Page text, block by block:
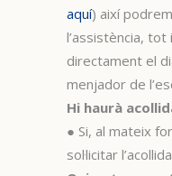
aquí) així
l’assistència,
directament el
menjador de
Hi haurà
● Si, al mateix
sol·licitar